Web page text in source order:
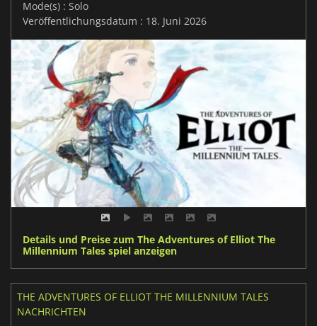
Mode(s) : Solo
Veröffentlichungsdatum : 18. Juni 2026
Details und Preise zum The Adventures of Elliot The
Millennium Tales spiel anzeigen
THE ADVENTURES OF ELLIOT THE MILLENNIUM TALES
NACHRICHTEN